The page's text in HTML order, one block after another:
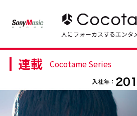
トップ Top
記事一覧 Articles
JP EN
人にフォーカスするエンタ
連載 Cocotame Series